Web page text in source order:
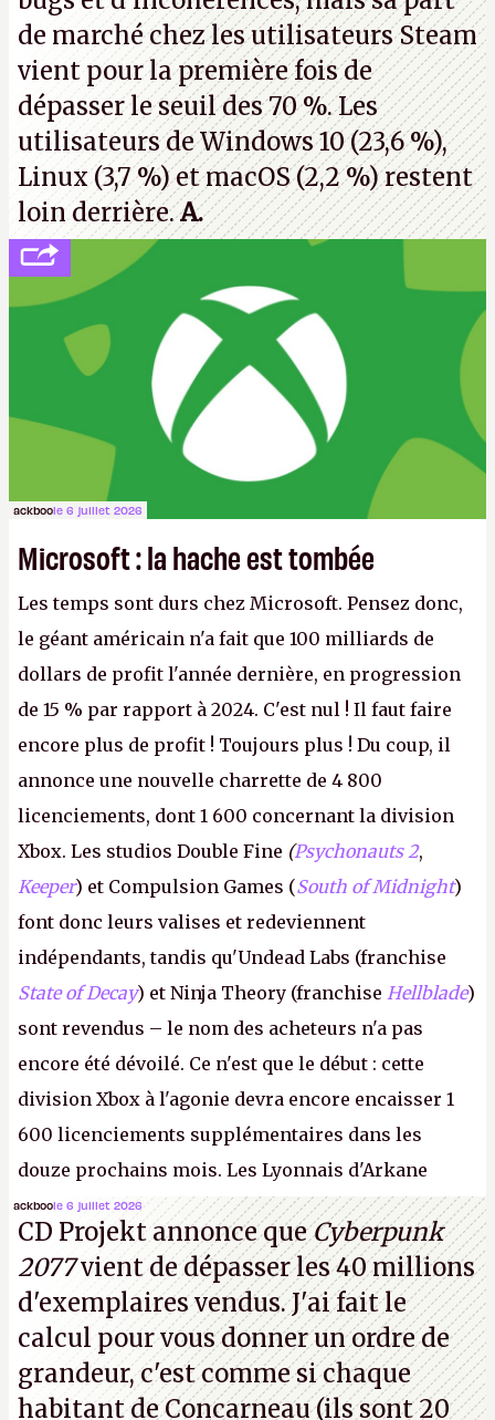
de marché chez les utilisateurs Steam
vient pour la première fois de
dépasser le seuil des 70 %. Les
utilisateurs de Windows 10 (23,6 %),
Linux (3,7 %) et macOS (2,2 %) restent
loin derrière.A.
ackboole 6 juillet 2026
Microsoft : la hache est tombée
Les temps sont durs chez Microsoft. Pensez donc,
le géant américain n'a fait que 100 milliards de
dollars de profit l'année dernière, en progression
de 15 % par rapport à 2024. C'est nul ! Il faut faire
encore plus de profit ! Toujours plus ! Du coup, il
annonce une nouvelle charrette de 4 800
licenciements, dont 1 600 concernant la division
Xbox. Les studios Double Fine (Psychonauts 2,
Keeper) et Compulsion Games (South of Midnight)
font donc leurs valises et redeviennent
indépendants, tandis qu'Undead Labs (franchise
State of Decay) et Ninja Theory (franchise Hellblade)
sont revendus – le nom des acheteurs n'a pas
encore été dévoilé. Ce n'est que le début : cette
division Xbox à l'agonie devra encore encaisser 1
600 licenciements supplémentaires dans les
douze prochains mois. Les Lyonnais d'Arkane
(Dishonored, Deathloop) pourraient faire partie des
prochaines victimes, puisque Microsoft a confirmé
vouloir se séparer du studio.A.
ackboole 6 juillet 2026
CD Projekt annonce queCyberpunk
2077vient de dépasser les 40 millions
d'exemplaires vendus. J'ai fait le
calcul pour vous donner un ordre de
grandeur, c'est comme si chaque
habitant de Concarneau (ils sont 20